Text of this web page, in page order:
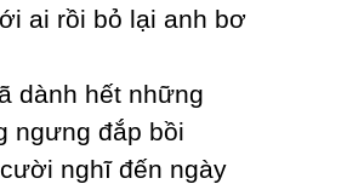
ai rồi bỏ lại anh bơ
dành hết những
ngưng đắp bồi
nghĩ đến ngàу